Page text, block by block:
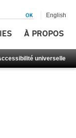
À PROPOS
universelle
English